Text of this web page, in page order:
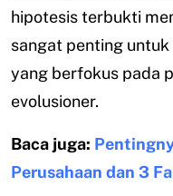
hipotesis terbukti
sangat penting
yang berfokus pada
evolusioner.
Baca juga:
Perusahaan dan 3